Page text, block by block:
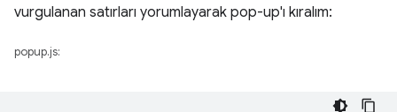
vurgulanan satırları yorumlayarak pop-up'ı kıralım:
popup.js: